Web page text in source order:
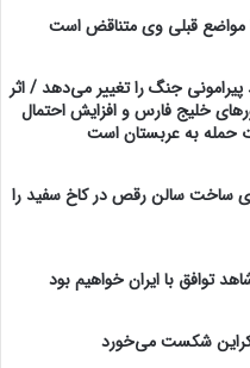
مواضع قبلی وی متناقض است
جنگ را تغییر می‌دهد / اثر
خلیج فارس و افزایش احتمال
حمله به عربستان است
ساخت سالن رقص در کاخ سفید را
توافق با ایران خواهیم بود
شکست می‌خورد